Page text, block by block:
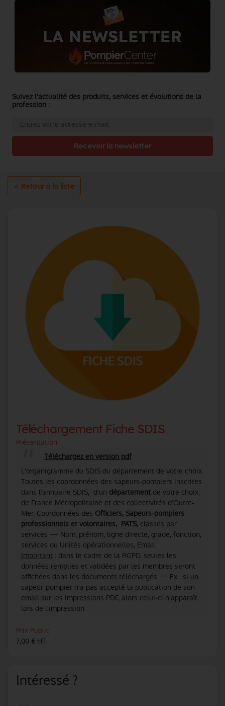
< Retour à la liste
Téléchargement Fiche SDIS
Présentation
Téléchargez en version pdf
L'organigramme du SDIS du département de votre choix.
Toutes les coordonnées des sapeurs-pompiers inscrites
dans l'annuaire SDIS, d'un département de votre choix,
de France Métropolitaine et des collectivités d'Outre-
Mer. Coordonnées des Officiers, Sapeurs-pompiers
professionnels et volontaires, PATS, classés par
services — Nom, prénom, ligne directe, grade, fonction,
services ou Unités opérationnelles, Email.
Important : dans le cadre de la RGPD, seules les
données remplies et validées par les membres seront
affichées dans les documents téléchargés — Ex : si un
sapeur-pompier n'a pas accepté la publication de son
email sur les impressions PDF, alors celui-ci n'apparaît
lors de l'impression.
Prix Public
7,00 € HT
Intéressé ?
Suivez l'actualité des produits, services et évolutions de la
profession :
Recevoir la newsletter